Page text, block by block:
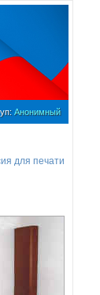
Анонимный
для печати